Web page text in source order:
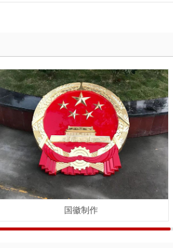
国徽制作